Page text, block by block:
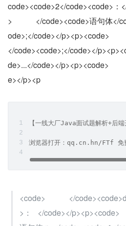
code><code>2</code><code>：
>            </code><code>语句
ode>;</code></p><p><code>
</code><code>;</code></
de>...</code></p><p><code>
e></p><p
【一线大厂Java面试题解析+后
浏览器打开：qq.cn.hn/FTf 免
<code>            </
>：   </code></p><p><code>